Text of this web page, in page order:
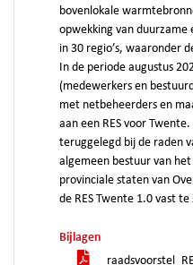
bovenlokale
opwekking van
in 30 regio’s, waaronder
In de periode augustus
(medewerkers en
met netbeheerders en
aan een RES voor
teruggelegd bij de raden
algemeen bestuur van
provinciale staten van
de RES Twente 1.0 vast te
Bijlagen